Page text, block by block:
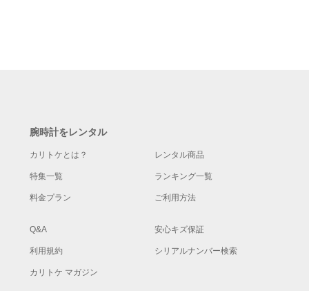
腕時計をレンタル
カリトケとは？ レンタル商品
特集一覧 ランキング一覧
料金プラン ご利用方法
Q&A 安心キズ保証
利用規約 シリアルナンバー検索
カリトケ マガジン